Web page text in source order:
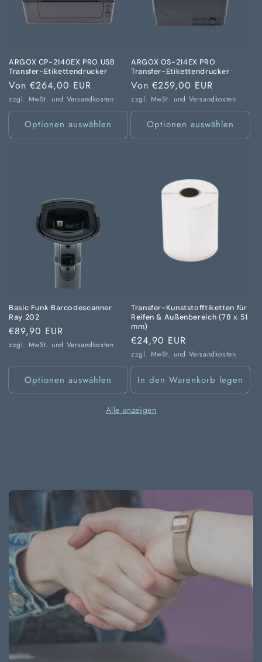
ARGOX CP-2140EX PRO USB
Transfer-Etikettendrucker
Normaler
Preis
Von €264,00 EUR
zzgl. MwSt. und Versandkosten
Optionen auswählen
ARGOX OS-214EX PRO
Transfer-Etikettendrucker
Normaler
Preis
Von €259,00 EUR
zzgl. MwSt. und Versandkosten
Optionen auswählen
Basic Funk Barcodescanner
Ray 202
Normaler
Preis
€89,90 EUR
zzgl. MwSt. und Versandkosten
Optionen auswählen
Transfer-Kunststofftiketten für
Reifen & Außenbereich (78 x 51
mm)
Normaler
Preis
€24,90 EUR
zzgl. MwSt. und Versandkosten
In den Warenkorb legen
Alle anzeigen